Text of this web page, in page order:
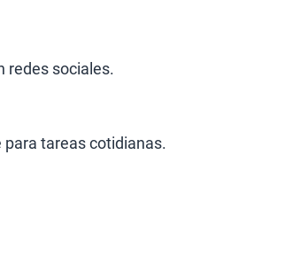
redes sociales.
tareas cotidianas.